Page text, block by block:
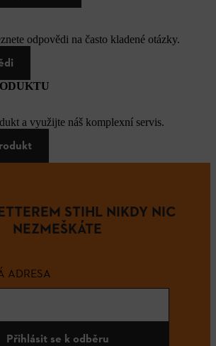
odpovědi na často kladené otázky.
a využijte náš komplexní servis.
STIHL NIKDY NIC
NEZMEŠKÁTE
ADRESA
Přihlásit se k odběru